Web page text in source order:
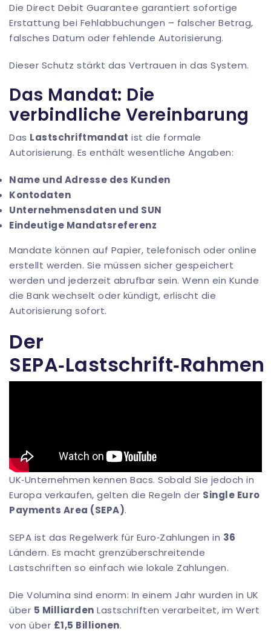
Die Direct Debit Guarantee garantiert sofortige
Erstattung bei Fehlabbuchungen – falscher Betrag,
falsches Datum oder fehlende Autorisierung.
Dieser Schutz stärkt das Vertrauen in das System.
Das Mandat: Die
verbindliche Vereinbarung
Das Lastschriftmandat ist die formale
Autorisierung. Es enthält wesentliche Angaben:
Name und Adresse des Kunden
Kontodaten
Unternehmensdaten und SUN
Eindeutige Mandatsreferenz
Mandate können auf Papier, telefonisch oder online
erstellt werden. Sie müssen sicher gespeichert
werden und jederzeit abrufbar sein. Wenn ein Kunde
die Bank wechselt oder kündigt, erlischt die
Autorisierung sofort.
Der
SEPA‑Lastschrift‑Rahmen
UK‑Unternehmen kennen Bacs. Sobald Sie jedoch in
Europa verkaufen, gelten die Regeln der Single Euro
Payments Area (SEPA).
SEPA ist das Regelwerk für Euro‑Zahlungen in 36
Ländern. Es macht grenzüberschreitende
Lastschriften so einfach wie lokale Zahlungen.
Die Volumina sind enorm: In einem Jahr wurden in UK
über 5 Milliarden Lastschriften verarbeitet, im Wert
von über £1,5 Billionen.